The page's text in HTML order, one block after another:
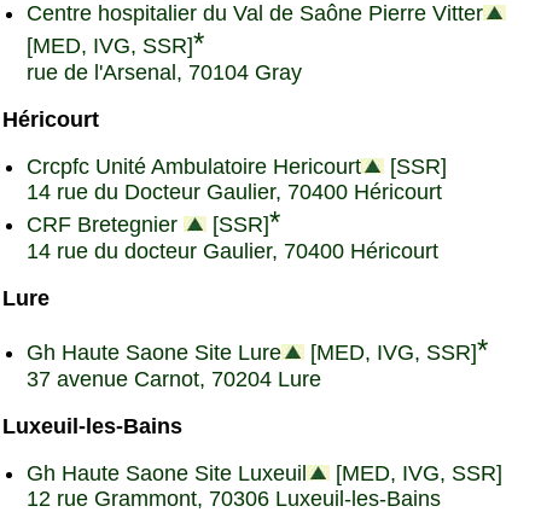
Centre hospitalier du Val de Saône Pierre Vitter
[MED, IVG, SSR]*
rue de l'Arsenal, 70104 Gray
Héricourt
Crcpfc Unité Ambulatoire Hericourt
[SSR]
14 rue du Docteur Gaulier, 70400 Héricourt
CRF Bretegnier
[SSR]*
14 rue du docteur Gaulier, 70400 Héricourt
Lure
Gh Haute Saone Site Lure [MED, IVG, SSR]*
37 avenue Carnot, 70204 Lure
Luxeuil-les-Bains
Gh Haute Saone Site Luxeuil
[MED, IVG, SSR]
12 rue Grammont, 70306 Luxeuil-les-Bains